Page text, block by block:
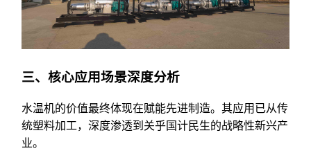
三、核心应用场景深度分析
水温机的价值最终体现在赋能先进制造。其应用已从传
统塑料加工，深度渗透到关乎国计民生的战略性新兴产
业。